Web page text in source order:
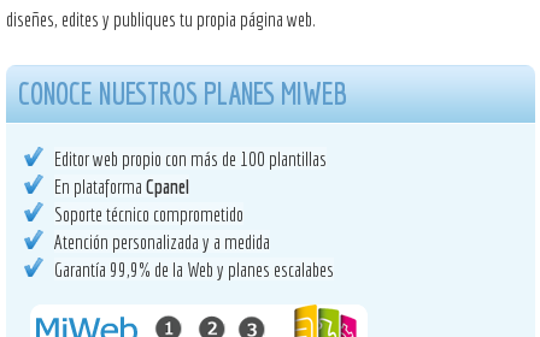
diseñes, edites y publiques tu propia página web.
CONOCE NUESTROS PLANES MIWEB
Editor web propio con más de 100 plantillas
En plataforma Cpanel
Soporte técnico comprometido
Atención personalizada y a medida
Garantía 99,9% de la Web y planes escalabes